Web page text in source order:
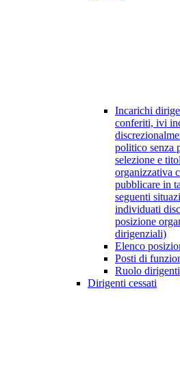
Incarichi
conferiti, ivi
politico senza
selezione e
organizzativa
pubblicare in
seguenti
individuati
posizione
dirigenziali)
Elenco
Posti di
Ruolo dirigenti
Dirigenti cessati